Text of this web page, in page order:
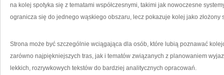
na kolej spotyka się z tematami współczesnymi, takimi jak nowoczesne
ogranicza się do jednego wąskiego obszaru, lecz pokazuje kolej jako złożony
Strona może być szczególnie wciągająca dla osób, które lubią poznawać
zarówno najpiękniejszych tras, jak i tematów związanych z planowaniem
lekkich, rozrywkowych tekstów do bardziej analitycznych opracowań.